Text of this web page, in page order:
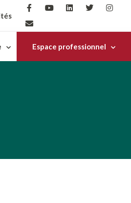
Espace professionnel